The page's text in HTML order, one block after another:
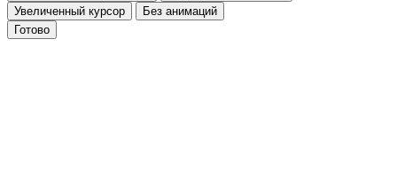
Увеличенный курсор
Без анимаций
Готово